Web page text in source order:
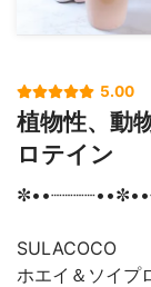
5.00
植物性、動
ロテイン
SULACOCO
ホエイ＆ソイプ